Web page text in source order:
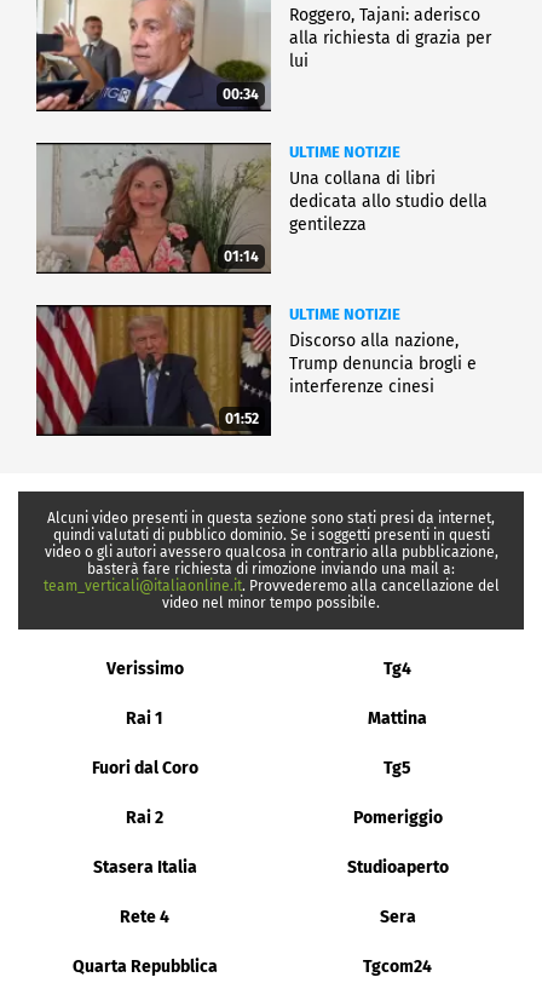
00:34
Roggero, Tajani: aderisco
alla richiesta di grazia per
lui
01:14
ULTIME NOTIZIE
Una collana di libri
dedicata allo studio della
gentilezza
01:52
ULTIME NOTIZIE
Discorso alla nazione,
Trump denuncia brogli e
interferenze cinesi
Alcuni video presenti in questa sezione sono stati presi da internet,
quindi valutati di pubblico dominio. Se i soggetti presenti in questi
video o gli autori avessero qualcosa in contrario alla pubblicazione,
basterà fare richiesta di rimozione inviando una mail a:
team_verticali@italiaonline.it. Provvederemo alla cancellazione del
video nel minor tempo possibile.
Verissimo Tg4
Rai 1 Mattina
Fuori dal Coro Tg5
Rai 2 Pomeriggio
Stasera Italia Studioaperto
Rete 4 Sera
Quarta Repubblica Tgcom24